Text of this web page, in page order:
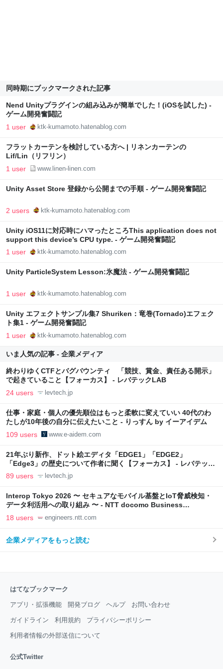
同時期にブックマークされた記事
Nend Unityプラグインの組み込みが簡単でした！(iOSを試した) -
ゲーム開発奮闘記
1 user ktk-kumamoto.hatenablog.com
フラットカーテンを検討している方へ | リネンカーテンの
Lif/Lin（リフリン）
1 user www.linen-linen.com
Unity Asset Store 登録から公開までの手順 - ゲーム開発奮闘記
2 users ktk-kumamoto.hatenablog.com
Unity iOS11に対応時にハマったところThis application does not
support this device’s CPU type. - ゲーム開発奮闘記
1 user ktk-kumamoto.hatenablog.com
Unity ParticleSystem Lesson:氷魔法 - ゲーム開発奮闘記
1 user ktk-kumamoto.hatenablog.com
Unity エフェクトサンプル集7 Shuriken：竜巻(Tornado)エフェク
ト集1 - ゲーム開発奮闘記
1 user ktk-kumamoto.hatenablog.com
いま人気の記事 - 企業メディア
終わりゆくCTFとバグバウンティ 「競技、賞金、責任ある開示」
で起きていること【フォーカス】 - レバテックLAB
24 users levtech.jp
仕事・家庭・個人の優先順位はもっと柔軟に変えていい 40代のわ
たしが10年後の自分に伝えたいこと - りっすん by イーアイデム
109 users www.e-aidem.com
21年ぶり新作、ドット絵エディタ「EDGE1」「EDGE2」
「Edge3」の歴史について作者に聞く【フォーカス】 - レバテック
LAB
89 users levtech.jp
Interop Tokyo 2026 〜 セキュアなモバイル基盤とIoT脅威検知・
データ利活用への取り組み 〜 - NTT docomo Business
Engineers' Blog
18 users engineers.ntt.com
企業メディアをもっと読む
はてなブックマーク
アプリ・拡張機能 開発ブログ ヘルプ お問い合わせ
ガイドライン 利用規約 プライバシーポリシー
利用者情報の外部送信について
公式Twitter